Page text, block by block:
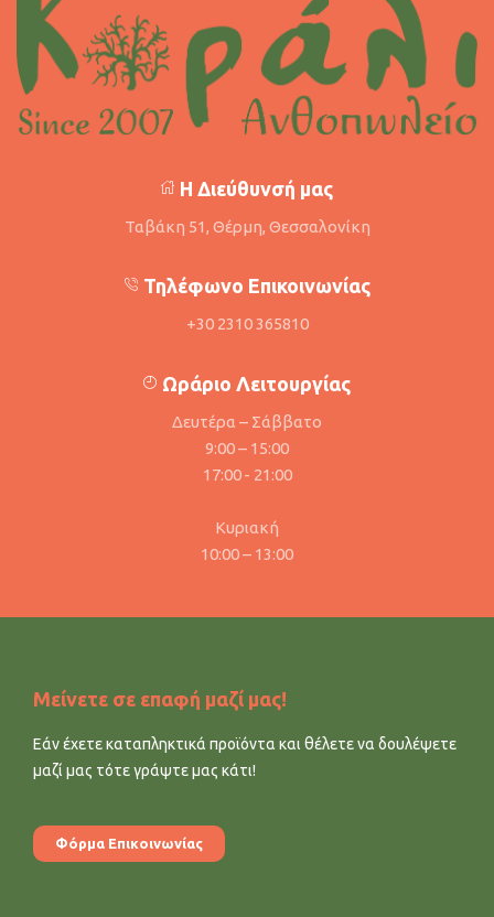
Η Διεύθυνσή μας
Ταβάκη 51, Θέρμη, Θεσσαλονίκη
Τηλέφωνο Επικοινωνίας
+30 2310 365810
Ωράριο Λειτουργίας
Δευτέρα – Σάββατο
9:00 – 15:00
17:00 - 21:00
Κυριακή
10:00 – 13:00
Μείνετε σε επαφή μαζί μας!
Εάν έχετε καταπληκτικά προϊόντα και θέλετε να δουλέψετε
μαζί μας τότε γράψτε μας κάτι!
Φόρμα Επικοινωνίας